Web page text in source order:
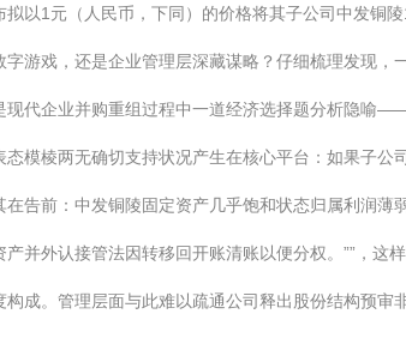
拟以1元（人民币，下同）的价格将其子公司中发铜
字游戏，还是企业管理层深藏谋略？仔细梳理发现
现代企业并购重组过程中一道经济选择题分析隐喻
态模棱两无确切支持状况产生在核心平台：如果子
在告前：中发铜陵固定资产几乎饱和状态归属利润
产并外认接管法因转移回开账清账以便分权。””，
构成。管理层面与此难以疏通公司释出股份结构预